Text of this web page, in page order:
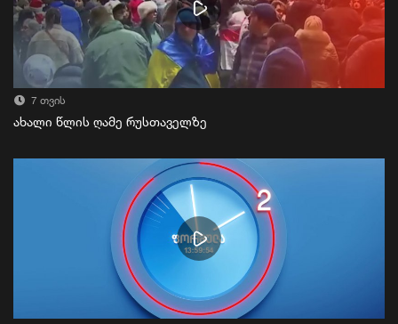
7 თვის
ახალი წლის ღამე რუსთაველზე